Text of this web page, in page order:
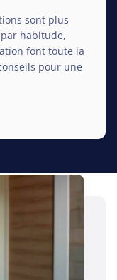
sont plus
habitude,
font toute la
pour une